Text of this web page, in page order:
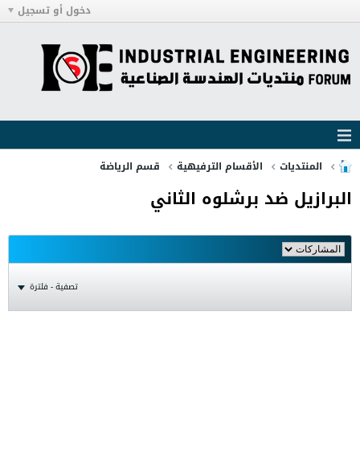
دخول أو تسجيل
المنتديات الأقسام الترفيهية قسم الرياضة
البرازيل ضد برشلوه الثاني
تصفية - فلترة